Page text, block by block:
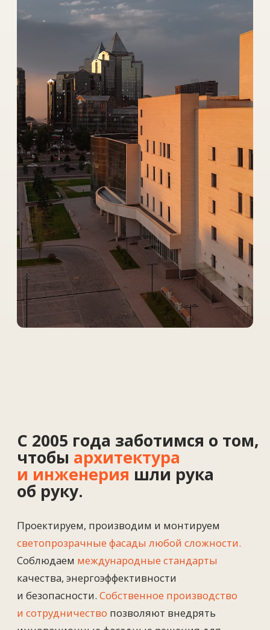
С 2005 года заботимся отом,
чтобы архитектура
и инженерияшли рука
об руку.
Проектируем, производим и монтируем
светопрозрачные фасады любой сложности.
Соблюдаеммеждународные стандарты
качества, энергоэффективности
и безопасности.Собственное производство
и сотрудничество позволяют внедрять
инновационные фасадные решения для
проектов любой сложности.
Производственные площадки:
Казахстан, Россия и Германия
3+
компетентности
20
Специалистов инженерного
и производственного профиля
250 +